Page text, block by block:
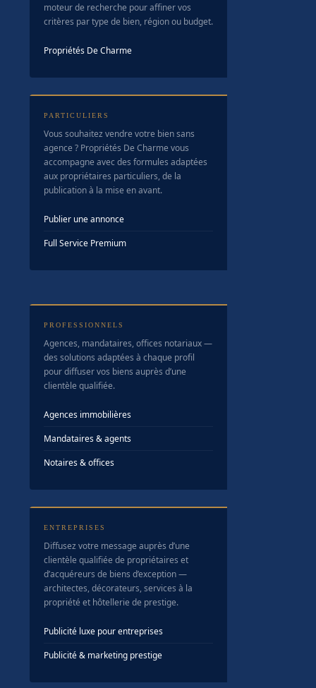
moteur de recherche pour affiner vos
critères par type de bien, région ou budget.
Propriétés De Charme
PARTICULIERS
Vous souhaitez vendre votre bien sans
agence ? Propriétés De Charme vous
accompagne avec des formules adaptées
aux propriétaires particuliers, de la
publication à la mise en avant.
Publier une annonce
Full Service Premium
PROFESSIONNELS
Agences, mandataires, offices notariaux —
des solutions adaptées à chaque profil
pour diffuser vos biens auprès d’une
clientèle qualifiée.
Agences immobilières
Mandataires & agents
Notaires & offices
ENTREPRISES
Diffusez votre message auprès d’une
clientèle qualifiée de propriétaires et
d’acquéreurs de biens d’exception —
architectes, décorateurs, services à la
propriété et hôtellerie de prestige.
Publicité luxe pour entreprises
Publicité & marketing prestige